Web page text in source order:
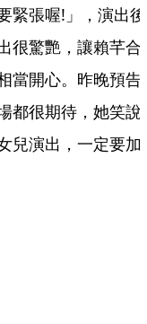
緊張喔!」，演出後
很驚艷，讓賴芊合
當開心。昨晚預告
都很期待，她笑說
兒演出，一定要加